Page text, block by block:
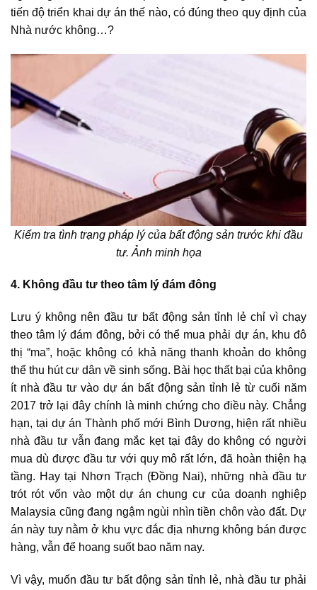
tiến độ triển khai dự án thế nào, có đúng theo quy định của
Nhà nước không…?
Kiểm tra tình trạng pháp lý của bất động sản trước khi đầu
tư. Ảnh minh họa
4. Không đầu tư theo tâm lý đám đông
Lưu ý không nên đầu tư bất động sản tỉnh lẻ chỉ vì chạy
theo tâm lý đám đông, bởi có thể mua phải dự án, khu đô
thị “ma”, hoặc không có khả năng thanh khoản do không
thể thu hút cư dân về sinh sống. Bài học thất bại của không
ít nhà đầu tư vào dự án bất động sản tỉnh lẻ từ cuối năm
2017 trở lại đây chính là minh chứng cho điều này. Chẳng
hạn, tại dự án Thành phố mới Bình Dương, hiện rất nhiều
nhà đầu tư vẫn đang mắc kẹt tại đây do không có người
mua dù được đầu tư với quy mô rất lớn, đã hoàn thiện hạ
tầng. Hay tại Nhơn Trạch (Đồng Nai), những nhà đầu tư
trót rót vốn vào một dự án chung cư của doanh nghiệp
Malaysia cũng đang ngậm ngùi nhìn tiền chôn vào đất. Dự
án này tuy nằm ở khu vực đắc địa nhưng không bán được
hàng, vẫn để hoang suốt bao năm nay.
Vì vậy, muốn đầu tư bất động sản tỉnh lẻ, nhà đầu tư phải